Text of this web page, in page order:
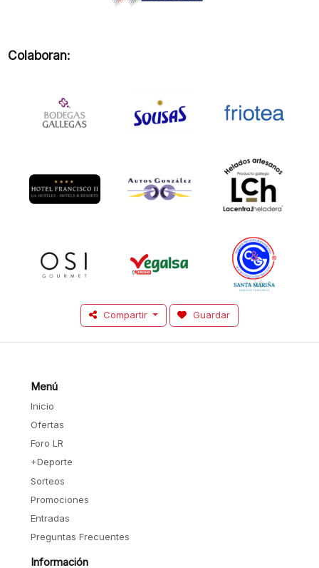
Colaboran:
Compartir Guardar
Menú
Inicio
Ofertas
Foro LR
+Deporte
Sorteos
Promociones
Entradas
Preguntas Frecuentes
Información